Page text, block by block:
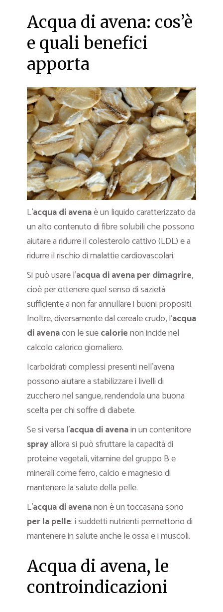
Acqua di avena: cos’è
e quali benefici
apporta
L’acqua di avenaè un liquido caratterizzato da
un alto contenuto di fibre solubili che possono
aiutare a ridurre il colesterolo cattivo (LDL) e a
ridurre il rischio di malattie cardiovascolari.
Si può usare l’acqua di avena per dimagrire,
cioè per ottenere quel senso di sazietà
sufficiente a non far annullare i buoni propositi.
Inoltre, diversamente dal cereale crudo, l’acqua
di avenacon le suecalorienon incide nel
calcolo calorico giornaliero.
Icarboidrati complessi presenti nell’avena
possono aiutare a stabilizzare i livelli di
zucchero nel sangue, rendendola una buona
scelta per chi soffre di diabete.
Se si versa l’acqua di avenain un contenitore
sprayallora si può sfruttare la capacità di
proteine vegetali, vitamine del gruppo B e
minerali come ferro, calcio e magnesio di
mantenere la salute della pelle.
L’acqua di avenanon è un toccasana sono
per la pelle: i suddetti nutrienti permettono di
mantenere in salute anche le ossa e i muscoli.
Acqua di avena, le
controindicazioni